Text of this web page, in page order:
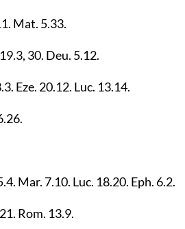
. Mat. 5.33.
19.3, 30. Deu. 5.12.
. Eze. 20.12. Luc. 13.14.
.
. Mar. 7.10. Luc. 18.20. Eph. 6.2.
. Rom. 13.9.